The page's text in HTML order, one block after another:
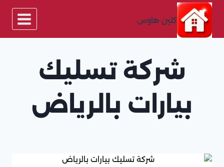
التجاوز
المحتوى
كلين هاوس
شركة تسليك
بيارات بالرياض